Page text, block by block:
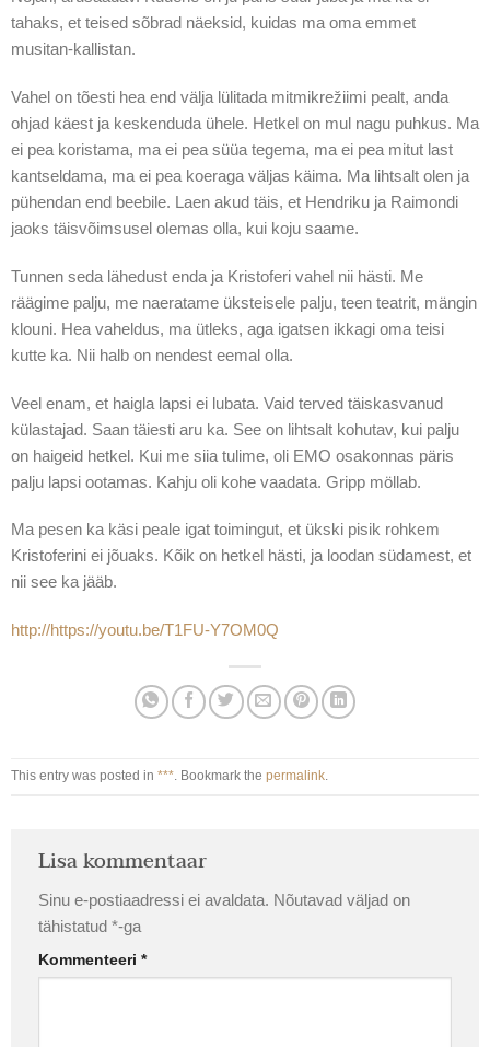
tahaks, et teised sõbrad näeksid, kuidas ma oma emmet
musitan-kallistan.
Vahel on tõesti hea end välja lülitada mitmikrežiimi pealt, anda
ohjad käest ja keskenduda ühele. Hetkel on mul nagu puhkus. Ma
ei pea koristama, ma ei pea süüa tegema, ma ei pea mitut last
kantseldama, ma ei pea koeraga väljas käima. Ma lihtsalt olen ja
pühendan end beebile. Laen akud täis, et Hendriku ja Raimondi
jaoks täisvõimsusel olemas olla, kui koju saame.
Tunnen seda lähedust enda ja Kristoferi vahel nii hästi. Me
räägime palju, me naeratame üksteisele palju, teen teatrit, mängin
klouni. Hea vaheldus, ma ütleks, aga igatsen ikkagi oma teisi
kutte ka. Nii halb on nendest eemal olla.
Veel enam, et haigla lapsi ei lubata. Vaid terved täiskasvanud
külastajad. Saan täiesti aru ka. See on lihtsalt kohutav, kui palju
on haigeid hetkel. Kui me siia tulime, oli EMO osakonnas päris
palju lapsi ootamas. Kahju oli kohe vaadata. Gripp möllab.
Ma pesen ka käsi peale igat toimingut, et ükski pisik rohkem
Kristoferini ei jõuaks. Kõik on hetkel hästi, ja loodan südamest, et
nii see ka jääb.
http://https://youtu.be/T1FU-Y7OM0Q
This entry was posted in ***. Bookmark the permalink.
Lisa kommentaar
Sinu e-postiaadressi ei avaldata. Nõutavad väljad on
tähistatud *-ga
Kommenteeri *